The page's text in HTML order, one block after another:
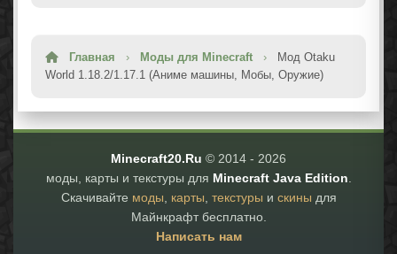
Главная › Моды для Minecraft ›
Мод Otaku
World 1.18.2/1.17.1 (Аниме машины, Мобы, Оружие)
Minecraft20.Ru © 2014 - 2026
моды, карты и текстуры для Minecraft Java Edition.
Скачивайте моды, карты, текстуры и скины для
Майнкрафт бесплатно.
Написать нам